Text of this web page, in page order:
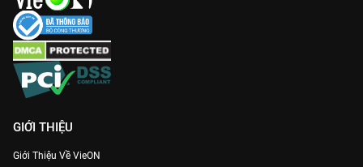
GIỚI THIỆU
Giới Thiệu Về VieON